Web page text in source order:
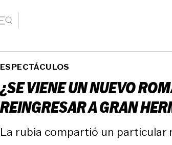
ESPECTÁCULOS
¿SE VIENE UN NUEVO
REINGRESAR A GRAN
La rubia compartió un particular